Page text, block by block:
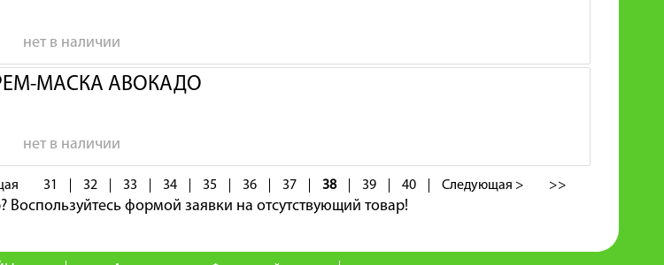
нет в наличии
МАСКА АВОКАДО
нет в наличии
31 32 33 34 35 36 37 38 39 40 Следующая > >>
Воспользуйтесь формой заявки на отсутствующий товар!